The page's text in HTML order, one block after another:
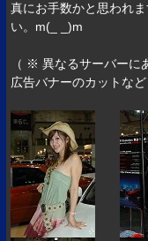
真にお手数かと思われ
い。m(_ _)m
（ ※ 異なるサーバー
広告バナーのカットな